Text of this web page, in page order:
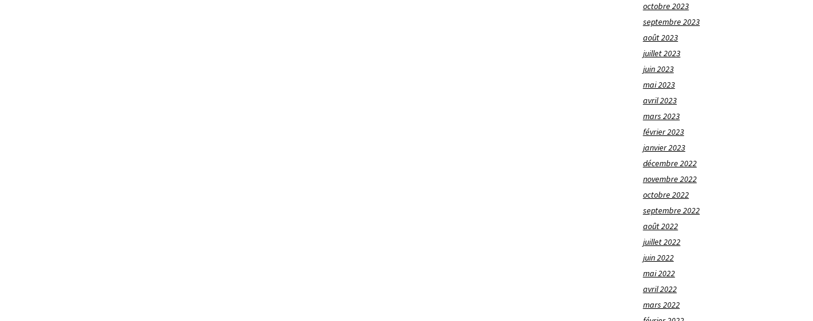
octobre 2023
septembre 2023
août 2023
juillet 2023
juin 2023
mai 2023
avril 2023
mars 2023
février 2023
janvier 2023
décembre 2022
novembre 2022
octobre 2022
septembre 2022
août 2022
juillet 2022
juin 2022
mai 2022
avril 2022
mars 2022